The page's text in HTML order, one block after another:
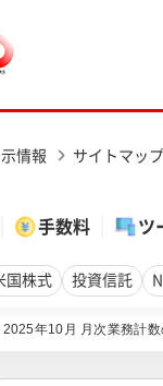
情報 サイトマップ
手数料 ツ
国株式 投資信託
2025年10月 月次業務計数